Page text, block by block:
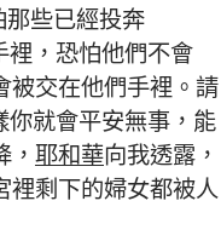
那些已經投奔
裡 ， 恐怕他們不會
被交在他們手裡 。 請
你就會平安無事 ， 能
， 耶和華向我透露 ，
裡剩下的婦女都被人